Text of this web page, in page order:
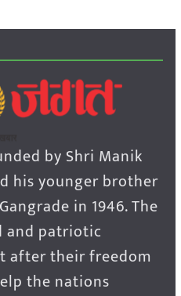
by Shri Manik
his younger brother
in 1946. The
and patriotic
after their freedom
the nations